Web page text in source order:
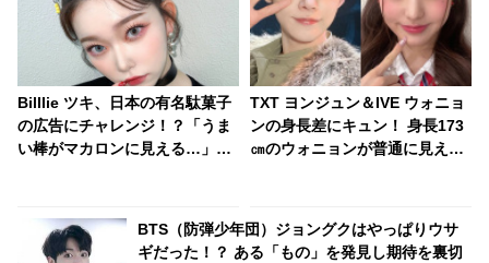
Billlie ツキ、日本の有名駄菓子
の広告にチャレンジ！？「うま
い棒がマカロンに見える…」愛
TXT ヨンジュン＆IVE ウォニョ
ンの身長差にキュン！ 身長173
㎝のウォニョンが普通に見え
BTS（防弾少年団）ジョングクはやっぱりウサ
ギだった！？ ある「もの」を発見し期待を裏切